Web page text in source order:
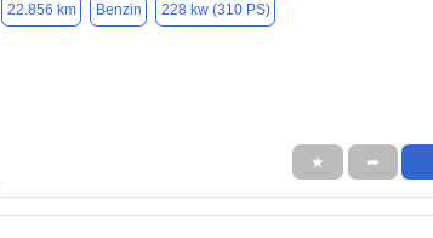
22.856 km Benzin 228 kw (310 PS)
★ ➦